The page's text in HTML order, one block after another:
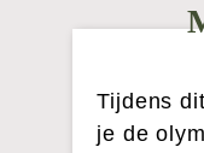
Tijdens
je de